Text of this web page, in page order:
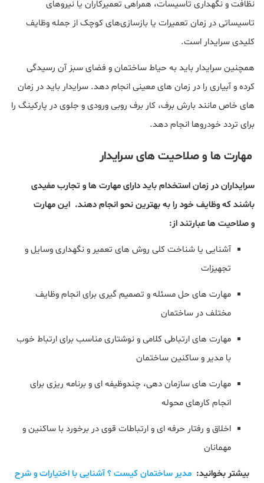
نظافت و نگهداری تاسیسات، همراهی تعمیرکاران یا نیروهای
تاسیساتی در زمان تعمیرات یا بازسازی‌های کوچک از جمله وظایف
کلیدی سرایدار است.
همچنین سرایدار باید به حیاط ساختمان و فضای سبز آن رسیدگی
کرده و آبیاری را در زمان های معینی انجام دهد. سرایدار باید در زمان
های خاص مانند بارش برف، کار برف روبی ورودی و جلوی در پارکینگ را
برای تردد خودروها انجام دهد.
مهارت ها و صلاحیت های سرایدار
سرایداران در زمان استخدام باید دارای مهارت ها و تجارب مفیدی
باشند که وظایف خود را به بهترین نحو انجام دهند. این مهارت
و صلاحیت ها عبارتند از:
آشنایی یا شناخت کلی روش های تعمیر و نگهداری وسایل و
تجهیزات
مهارت های حل مسئله و تصمیم گیری برای انجام وظایف
مختلف در ساختمان
مهارت های ارتباطی کلامی و نوشتاری مناسب برای ارتباط خوب
با مدیر و ساکنین ساختمان
مهارت های سازمان دهی، چندوظیفه ای و برنامه ریزی برای
انجام کارهای محوله
اخلاق و رفتار حرفه ای و ارتباطات قوی در برخورد با ساکنین و
مهمانان
بیشتر بخوانید: مدیر ساختمان کیست ؟ آشنایی با اختیارات و شرح